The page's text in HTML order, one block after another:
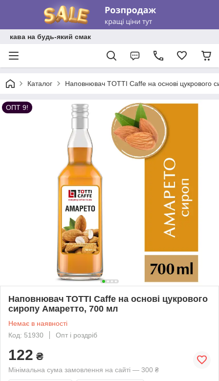
кава на будь-який смак
Каталог Наповнювач TOTTI Caffe на основі цукрового
ОПТ 9!
Наповнювач TOTTI Caffe на основі цукрового
сиропу Амаретто, 700 мл
Немає в наявності
Код: 51930
Опт і роздріб
122 ₴
Мінімальна сума замовлення на сайті — 300 ₴